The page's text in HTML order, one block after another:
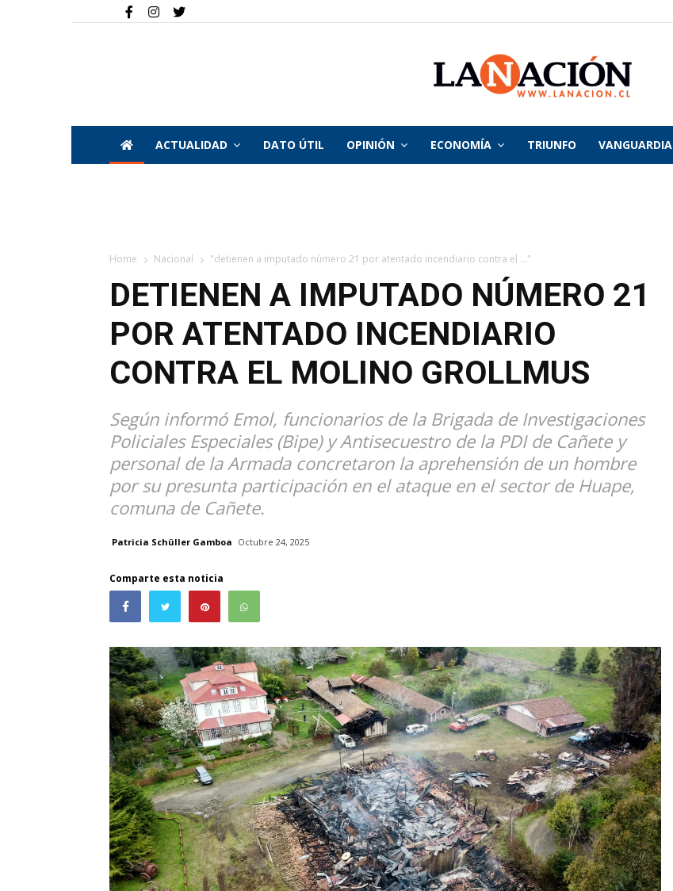
La
ACTUALIDAD DATO ÚTIL OPINIÓN ECONOMÍA TRIUNFO VANGUARDIA
Home Nacional "detienen a imputado número 21 por atentado incendiario contra el ..."
DETIENEN A IMPUTADO NÚMERO 21
POR ATENTADO INCENDIARIO
CONTRA EL MOLINO GROLLMUS
Según informó Emol, funcionarios de la Brigada de Investigaciones
Policiales Especiales (Bipe) y Antisecuestro de la PDI de Cañete y
personal de la Armada concretaron la aprehensión de un hombre
por su presunta participación en el ataque en el sector de Huape,
comuna de Cañete.
Patricia Schüller Gamboa Octubre 24, 2025
Comparte esta noticia